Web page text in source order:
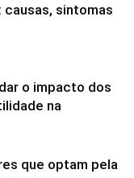
sintomas
o impacto dos
na
que optam pela